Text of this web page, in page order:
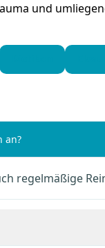
und
an?
regelmäßige